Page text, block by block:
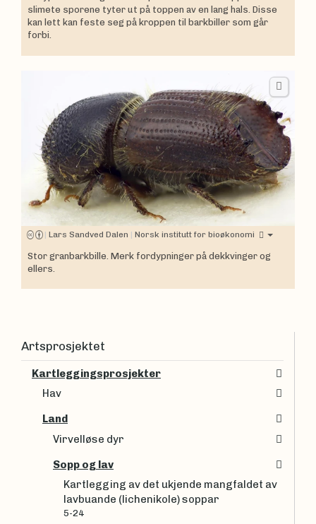
slimete sporene tyter ut på toppen av en lang hals. Disse
kan lett kan feste seg på kroppen til barkbiller som går
forbi.
| Lars Sandved Dalen | Norsk institutt for bioøkonomi
Stor granbarkbille. Merk fordypninger på dekkvinger og
ellers.
Artsprosjektet
Kartleggingsprosjekter
Hav
Land
Virvelløse dyr
Sopp og lav
Kartlegging av det ukjende mangfaldet av
lavbuande (lichenikole) soppar
5-24